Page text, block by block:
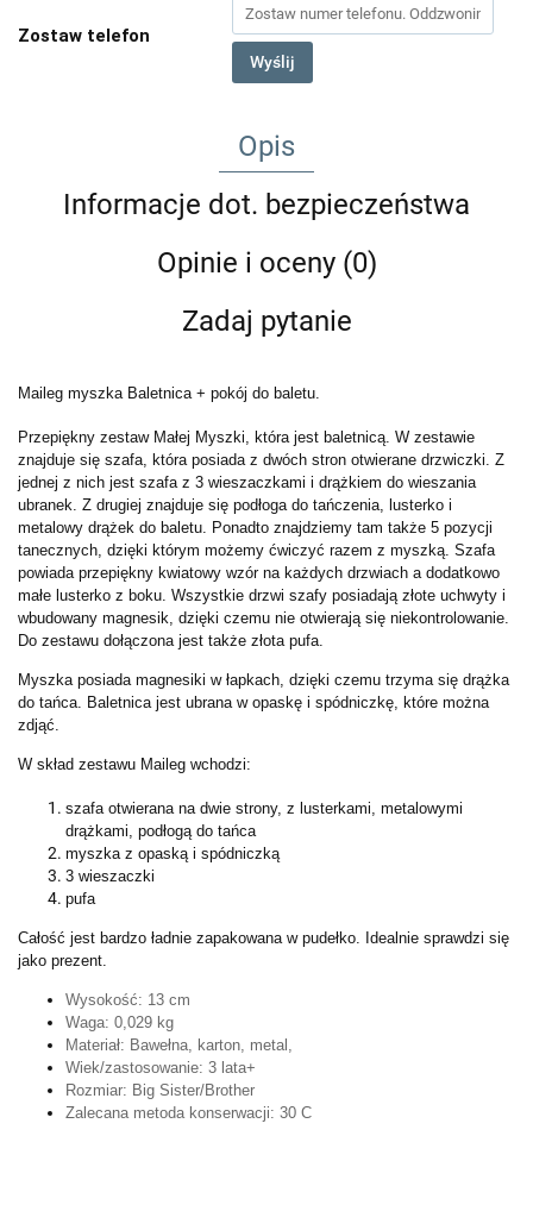
Zostaw telefon
Wyślij
Opis
Informacje dot. bezpieczeństwa
Opinie i oceny (0)
Zadaj pytanie
Maileg myszka Baletnica + pokój do baletu.
Przepiękny zestaw Małej Myszki, która jest baletnicą. W zestawie
znajduje się szafa, która posiada z dwóch stron otwierane drzwiczki. Z
jednej z nich jest szafa z 3 wieszaczkami i drążkiem do wieszania
ubranek. Z drugiej znajduje się podłoga do tańczenia, lusterko i
metalowy drążek do baletu. Ponadto znajdziemy tam także 5 pozycji
tanecznych, dzięki którym możemy ćwiczyć razem z myszką. Szafa
powiada przepiękny kwiatowy wzór na każdych drzwiach a dodatkowo
małe lusterko z boku. Wszystkie drzwi szafy posiadają złote uchwyty i
wbudowany magnesik, dzięki czemu nie otwierają się niekontrolowanie.
Do zestawu dołączona jest także złota pufa.
Myszka posiada magnesiki w łapkach, dzięki czemu trzyma się drążka
do tańca. Baletnica jest ubrana w opaskę i spódniczkę, które można
zdjąć.
W skład zestawu Maileg wchodzi:
szafa otwierana na dwie strony, z lusterkami, metalowymi
drążkami, podłogą do tańca
myszka z opaską i spódniczką
3 wieszaczki
pufa
Całość jest bardzo ładnie zapakowana w pudełko. Idealnie sprawdzi się
jako prezent.
Wysokość: 13 cm
Waga: 0,029 kg
Materiał: Bawełna, karton, metal,
Wiek/zastosowanie: 3 lata+
Rozmiar: Big Sister/Brother
Zalecana metoda konserwacji: 30 C